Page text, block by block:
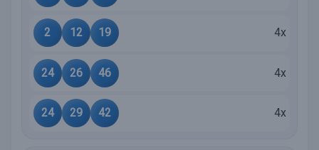
2 12 19 4x
24 26 46 4x
24 29 42 4x